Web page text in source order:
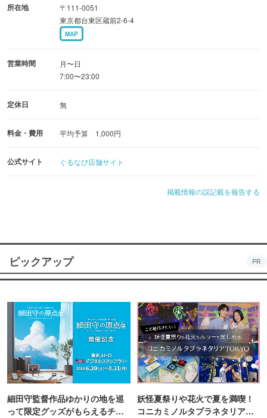
所在地
〒111-0051
東京都台東区蔵前2-6-4
MAP
営業時間
月〜日
7:00〜23:00
定休日 無
料金・費用 平均予算 1,000円
公式サイト ぐるなび店舗サイト
掲載情報の誤記載を報告する
ピックアップ PR
細田守監督作品ゆかりの地を巡
って限定グッズがもらえるチャ
妖怪夏祭りや花火で夏を満喫！
コニカミノルタプラネタリア